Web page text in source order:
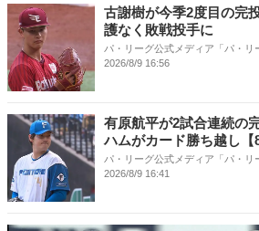
古謝樹が今季2度目の完
護なく敗戦投手に
パ・リーグ公式メディア「パ・リ
2026/8/9 16:56
有原航平が2試合連続
ハムがカード勝ち越し【
パ・リーグ公式メディア「パ・リ
2026/8/9 16:41